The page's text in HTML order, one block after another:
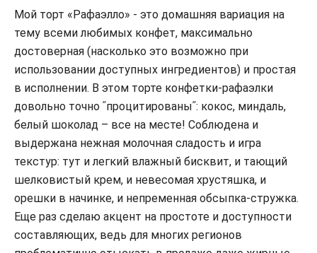
Мой торт «Рафаэлло» - это домашняя вариация на
тему всеми любимых конфет, максимально
достоверная (насколько это возможно при
использовании доступных ингредиентов) и простая
в исполнении. В этом торте конфетки-рафаэлки
довольно точно ʺпроцитированыʺ: кокос, миндаль,
белый шоколад – все на месте! Соблюдена и
выдержана нежная молочная сладость и игра
текстур: тут и легкий влажный бисквит, и тающий
шелковистый крем, и невесомая хрустяшка, и
орешки в начинке, и непременная обсыпка-стружка.
Еще раз сделаю акцент на простоте и доступности
составляющих, ведь для многих регионов